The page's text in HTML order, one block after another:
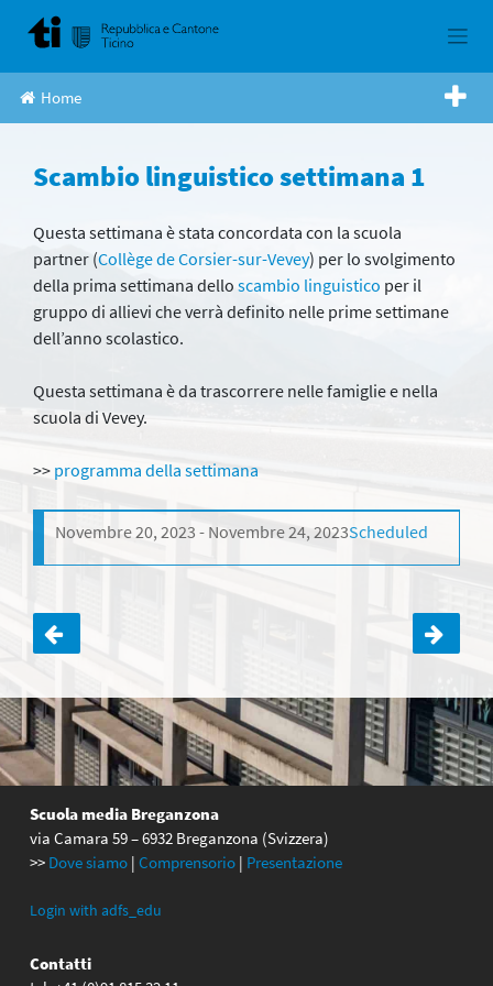
Home
Scambio linguistico settimana 1
Questa settimana è stata concordata con la scuola
partner (Collège de Corsier-sur-Vevey) per lo svolgimento
della prima settimana dello scambio linguistico per il
gruppo di allievi che verrà definito nelle prime settimane
dell’anno scolastico.
Questa settimana è da trascorrere nelle famiglie e nella
scuola di Vevey.
>> programma della settimana
Novembre 20, 2023 Novembre 24, 2023Scheduled
Navigazione
articoli
Scuola media Breganzona
via Camara 59 – 6932 Breganzona (Svizzera)
>> Dove siamo | Comprensorio | Presentazione
Login with adfs_edu
Contatti